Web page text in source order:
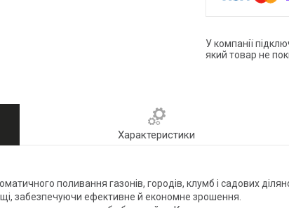
У компанії
який товар не
Характеристики
поливання газонів, городів, клумб і садових
забезпечуючи ефективне й економне зрошення.